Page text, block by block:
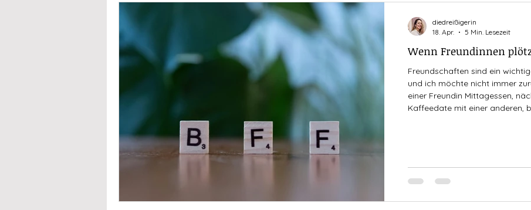
Wenn Freundinnen
Freundschaften sind ein
und ich möchte nicht immer
einer Freundin Mittagessen,
Kaffeedate mit einer anderen,
beiden Se
diedreißigerin
18. Apr.
5 Min. Lesezeit